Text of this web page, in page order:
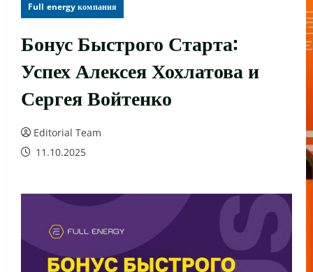
Full energy компания
Бонус Быстрого Старта:
Успех Алексея Хохлатова и
Сергея Войтенко
Editorial Team
11.10.2025